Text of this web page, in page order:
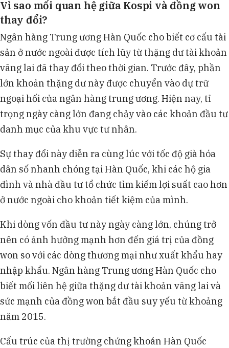
Vì sao mối quan hệ giữa Kospi và đồng won
thay đổi?
Ngân hàng Trung ương Hàn Quốc cho biết cơ cấu tài
sản ở nước ngoài được tích lũy từ thặng dư tài khoản
vãng lai đã thay đổi theo thời gian. Trước đây, phần
lớn khoản thặng dư này được chuyển vào dự trữ
ngoại hối của ngân hàng trung ương. Hiện nay, tỉ
trọng ngày càng lớn đang chảy vào các khoản đầu tư
danh mục của khu vực tư nhân.
Sự thay đổi này diễn ra cùng lúc với tốc độ già hóa
dân số nhanh chóng tại Hàn Quốc, khi các hộ gia
đình và nhà đầu tư tổ chức tìm kiếm lợi suất cao hơn
ở nước ngoài cho khoản tiết kiệm của mình.
Khi dòng vốn đầu tư này ngày càng lớn, chúng trở
nên có ảnh hưởng mạnh hơn đến giá trị của đồng
won so với các dòng thương mại như xuất khẩu hay
nhập khẩu. Ngân hàng Trung ương Hàn Quốc cho
biết mối liên hệ giữa thặng dư tài khoản vãng lai và
sức mạnh của đồng won bắt đầu suy yếu từ khoảng
năm 2015.
Cấu trúc của thị trường chứng khoán Hàn Quốc